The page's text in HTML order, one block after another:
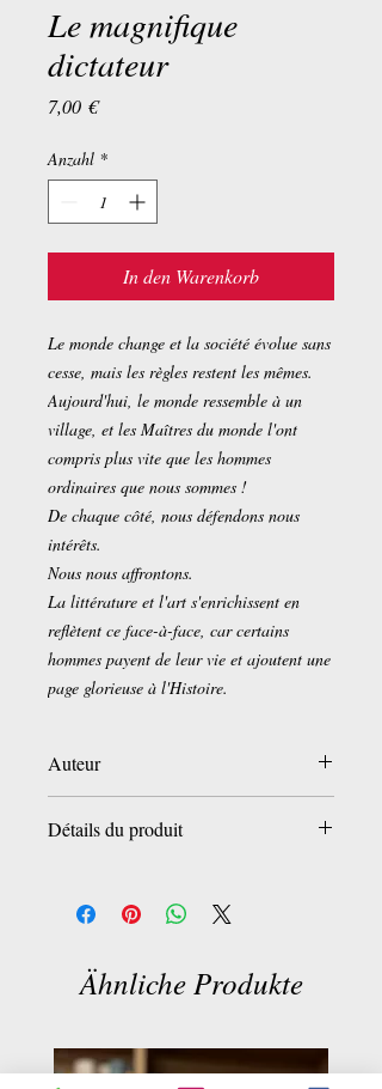
Le magnifique
dictateur
7,00 €Preis
Anzahl *
In den Warenkorb
Le monde change et la société évolue sans
cesse, mais les règles restent les mêmes.
Aujourd'hui, le monde ressemble à un
village, et les Maîtres du monde l'ont
compris plus vite que les hommes
ordinaires que nous sommes !
De chaque côté, nous défendons nous
intérêts.
Nous nous affrontons.
La littérature et l'art s'enrichissent en
reflètent ce face-à-face, car certains
hommes payent de leur vie et ajoutent une
page glorieuse à l'Histoire.
Auteur
Détails du produit
conseils (1 mars 2009)
Langue ‏ : ‎ Français
Dimensions‏ : ‎ 12.5 x 0.5 x 17.5 cm
Ähnliche Produkte